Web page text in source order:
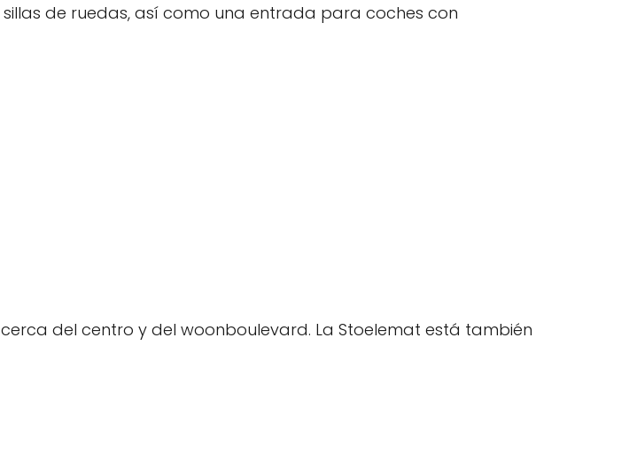
de ruedas, así como una entrada para coches con
del centro y del woonboulevard. La Stoelemat está también